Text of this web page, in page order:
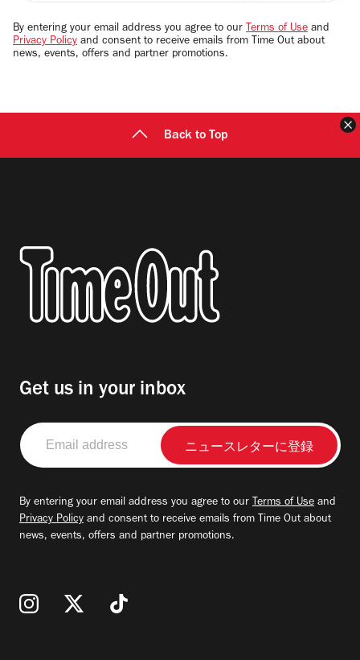
By entering your email address you agree to our Terms of Use and
Privacy Policy and consent to receive emails from Time Out about
news, events, offers and partner promotions.
Back to Top
Get us in your inbox
Email
address
By entering your email address you agree to our Terms of Use and
Privacy Policy and consent to receive emails from Time Out about
news, events, offers and partner promotions.